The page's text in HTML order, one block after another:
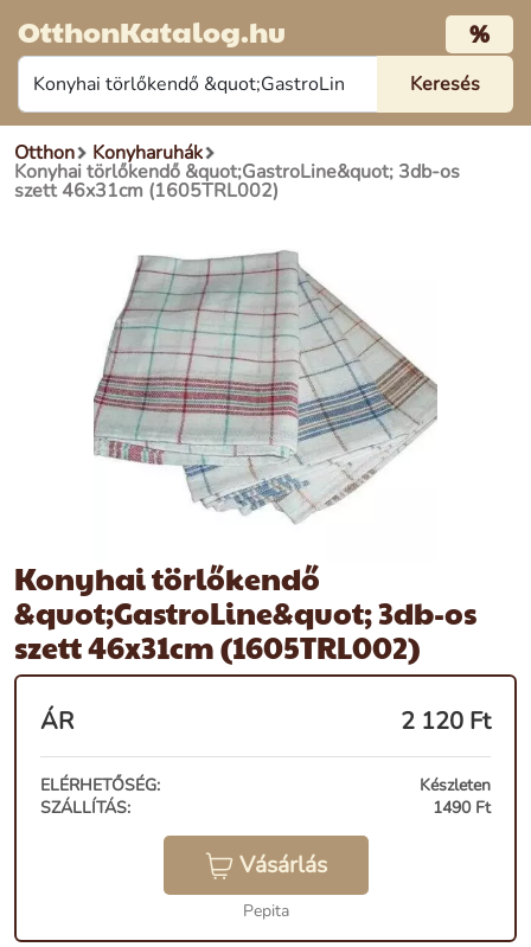
OtthonKatalog.hu %
Otthon Konyharuhák
Konyhai törlőkendő &quot;GastroLine&quot; 3db-os
szett 46x31cm (1605TRL002)
Konyhai törlőkendő
&quot;GastroLine&quot; 3db-os
szett 46x31cm (1605TRL002)
ÁR 2 120 Ft
ELÉRHETŐSÉG:
Készleten
SZÁLLÍTÁS:
1490 Ft
Vásárlás
Pepita